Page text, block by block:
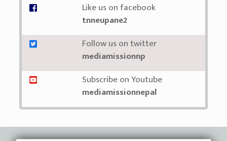
Like us on facebook
tnneupane2
Follow us on twitter
mediamissionnp
Subscribe on Youtube
mediamissionnepal